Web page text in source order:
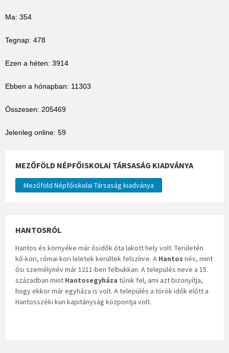
Ma: 354
Tegnap: 478
Ezen a héten: 3914
Ebben a hónapban: 11303
Összesen: 205469
Jelenleg online: 59
MEZŐFÖLD NÉPFŐISKOLAI TÁRSASÁG KIADVÁNYA
Mezőföld Népfőiskolai Társaság kiadványa
HANTOSRÓL
Hantos és környéke már ősidők óta lakott hely volt. Területén
kő-kori, római kori leletek kerültek felszínre. A Hantos név, mint
ősi személynév már 1211-ben felbukkan. A település neve a 15.
században mint Hantosegyháza tűnik fel, ami azt bizonyítja,
hogy ekkor már egyháza is volt. A település a török idők előtt a
Hantosszéki kun kapitányság központja volt.